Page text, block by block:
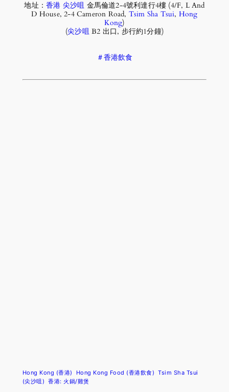
地址：香港 尖沙咀 金馬倫道2-4號利達行4樓 (4/F, L And
D House, 2-4 Cameron Road, Tsim Sha Tsui, Hong
Kong)
(尖沙咀B2 出口, 步行約1分鐘)
＃香港飲食
Hong Kong (香港) Hong Kong Food (香港飲食) Tsim Sha Tsui
(尖沙咀) 香港: 火鍋/雞煲